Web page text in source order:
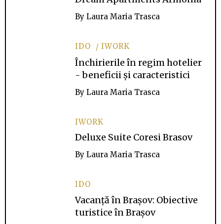
By Laura Maria Trasca
IDO IWORK
Închirierile în regim hotelier
- beneficii și caracteristici
By Laura Maria Trasca
IWORK
Deluxe Suite Coresi Brasov
By Laura Maria Trasca
IDO
Vacanță în Brașov: Obiective
turistice în Brașov